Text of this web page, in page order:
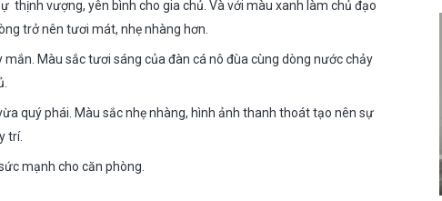
thịnh vượng, yên bình cho gia chủ. Và với màu xanh làm chủ đạo
trở nên tươi mát, nhẹ nhàng hơn.
Màu sắc tươi sáng của đàn cá nô đùa cùng dòng nước chảy
quý phái. Màu sắc nhẹ nhàng, hình ảnh thanh thoát tạo nên sự
trí.
mạnh cho căn phòng.